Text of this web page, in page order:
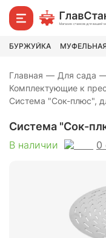
БУРЖУЙКА
Главная — Для сада
Комплектующие к
Система "Сок-плюс",
1 630 2 990
Система "Сок-
В наличии 0